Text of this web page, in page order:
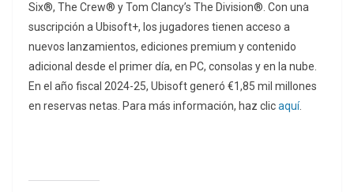
Six®, The Crew® y Tom Clancy’s The Division®. Con una
suscripción a Ubisoft+, los jugadores tienen acceso a
nuevos lanzamientos, ediciones premium y contenido
adicional desde el primer día, en PC, consolas y en la nube.
En el año fiscal 2024-25, Ubisoft generó €1,85 mil millones
en reservas netas. Para más información, haz clicaquí.